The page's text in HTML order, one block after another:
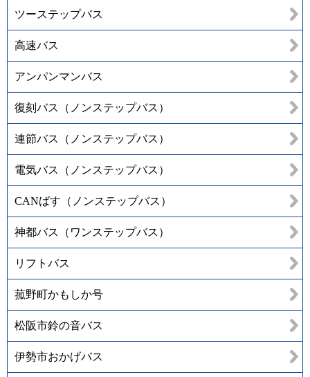
ツーステップバス
高速バス
アンパンマンバス
復刻バス（ノンステップバス）
連節バス（ノンステップバス）
電気バス（ノンステップバス）
CANばす（ノンステップバス）
神都バス（ワンステップバス）
リフトバス
菰野町かもしか号
松阪市鈴の音バス
伊勢市おかげバス